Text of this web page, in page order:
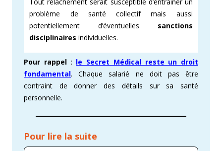
problème de santé collectif mais aussi
potentiellement d’éventuelles sanctions
disciplinaires individuelles.
Pour rappel: le Secret Médical reste un droit
fondamental. Chaque salarié ne doit pas être
contraint de donner des détails sur sa santé
personnelle.
Pour lire la suite